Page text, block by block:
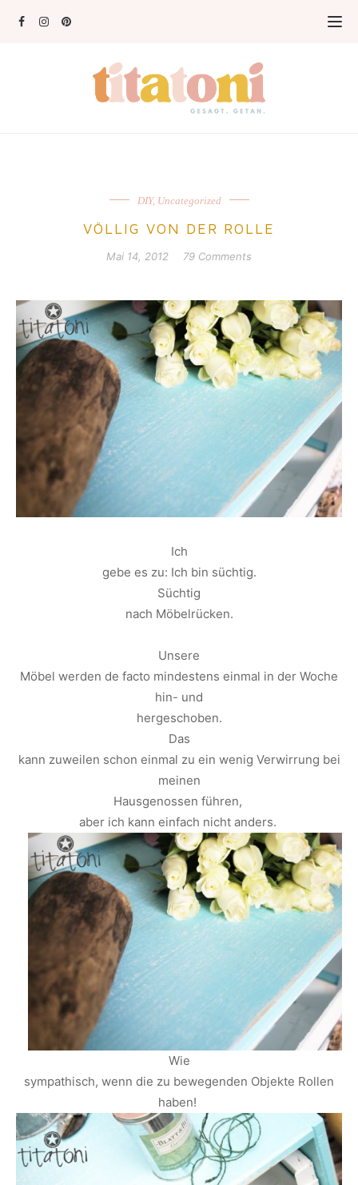
DIY, Uncategorized
VÖLLIG VON DER ROLLE
Mai 14, 2012 79 Comments
Ich
gebe es zu: Ich bin süchtig.
Süchtig
nach Möbelrücken.
Unsere
Möbel werden de facto mindestens einmal in der Woche
hin- und
hergeschoben.
Das
kann zuweilen schon einmal zu ein wenig Verwirrung bei
meinen
Hausgenossen führen,
aber ich kann einfach nicht anders.
Wie
sympathisch, wenn die zu bewegenden Objekte Rollen
haben!